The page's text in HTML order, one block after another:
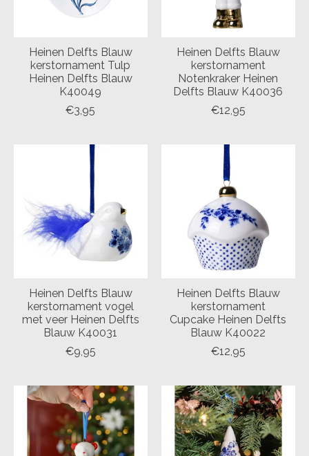
Heinen Delfts Blauw
kerstornament Tulp
Heinen Delfts Blauw
K40049
€3,95
Heinen Delfts Blauw
kerstornament
Notenkraker Heinen
Delfts Blauw K40036
€12,95
Heinen Delfts Blauw
kerstornament vogel
met veer Heinen Delfts
Blauw K40031
€9,95
Heinen Delfts Blauw
kerstornament
Cupcake Heinen Delfts
Blauw K40022
€12,95